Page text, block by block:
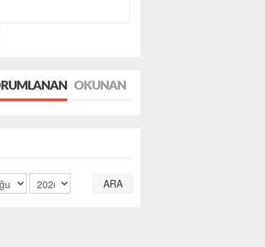
OKUNAN
ARA